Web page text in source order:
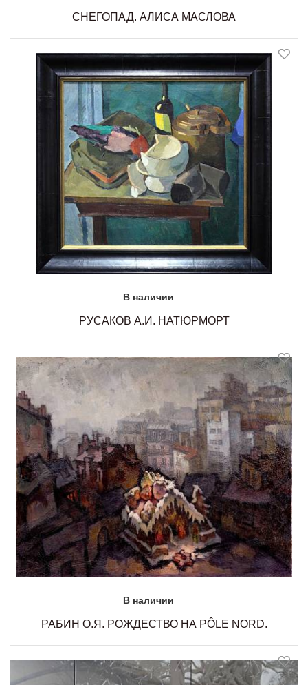
СНЕГОПАД. АЛИСА МАСЛОВА
В наличии
РУСАКОВ А.И. НАТЮРМОРТ
В наличии
РАБИН О.Я. РОЖДЕСТВО НА PÔLE NORD.